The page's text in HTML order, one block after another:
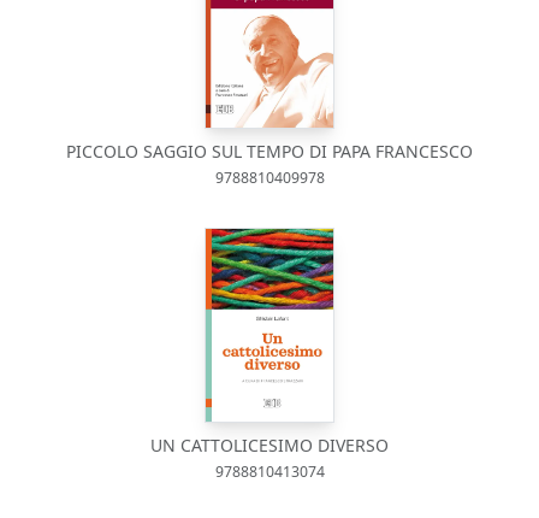
PICCOLO SAGGIO SUL TEMPO DI PAPA FRANCESCO
9788810409978
UN CATTOLICESIMO DIVERSO
9788810413074